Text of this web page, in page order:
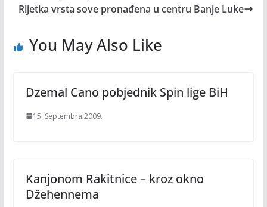
Rijetka vrsta sove pronađena u centru Banje Luke
You May Also Like
Dzemal Cano pobjednik Spin lige BiH
15. Septembra 2009.
Kanjonom Rakitnice – kroz okno
Džehennema